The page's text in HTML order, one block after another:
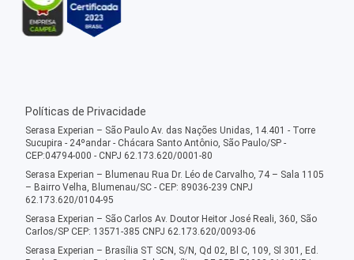
Políticas de Privacidade
Serasa Experian – São Paulo Av. das Nações Unidas, 14.401 - Torre
Sucupira - 24ºandar - Chácara Santo Antônio, São Paulo/SP -
CEP:04794-000 - CNPJ 62.173.620/0001-80
Serasa Experian – Blumenau Rua Dr. Léo de Carvalho, 74 – Sala 1105
– Bairro Velha, Blumenau/SC - CEP: 89036-239 CNPJ
62.173.620/0104-95
Serasa Experian – São Carlos Av. Doutor Heitor José Reali, 360, São
Carlos/SP CEP: 13571-385 CNPJ 62.173.620/0093-06
Serasa Experian – Brasília ST SCN, S/N, Qd 02, Bl C, 109, Sl 301, Ed.